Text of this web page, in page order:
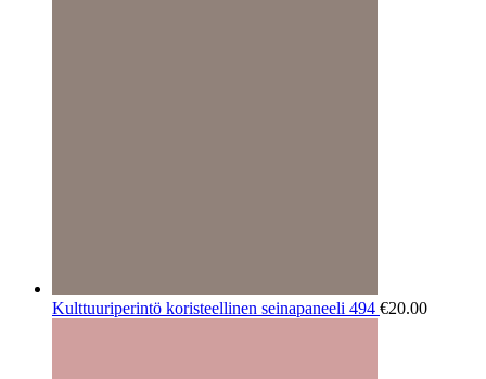
Kulttuuriperintö koristeellinen seinapaneeli 494 €20.00